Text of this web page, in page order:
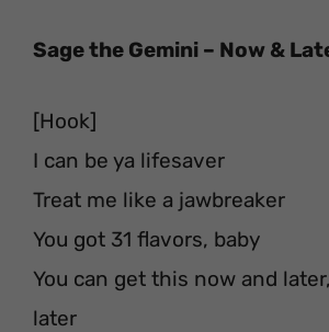
Sage the Gemini – Now &
[Hook]
I can be ya lifesaver
Treat me like a jawbreaker
You got 31 flavors, baby
You can get this now and
later